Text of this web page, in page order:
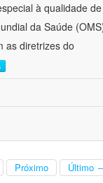
à qualidade de
da Saúde
as diretrizes do
Próximo Último